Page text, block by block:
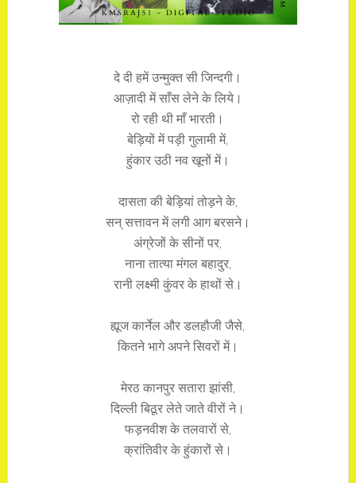
दे दी हमें उन्मुक्त सी जिन्दगी।
आज़ादी में साँस लेने के लिये।
रो रही थी माँ भारती।
बेड़ियों में पड़ी गुलामी में,
हुंकार उठी नव खूनों में।
दासता की बेड़ियां तोड़ने के,
सन् सत्तावन में लगी आग बरसने।
अंग्रेजों के सीनों पर,
नाना तात्या मंगल बहादुर,
रानी लक्ष्मी कुंवर के हाथों से।
ह्यूज कार्नेल और डलहौजी जैसे,
कितने भागे अपने सिवरों में।
मेरठ कानपुर सतारा झांसी,
दिल्ली बिठूर लेते जाते वीरों ने।
फड़नवीश के तलवारों से,
क्रांतिवीर के हुंकारों से।